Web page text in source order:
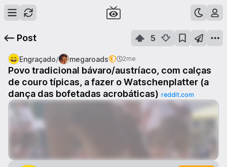
Post 5
Engraçado/ megaroads 2me
Povo tradicional bávaro/austríaco, com calças
de couro típicas, a fazer o Watschenplatter (a
dança das bofetadas acrobáticas) reddit.com